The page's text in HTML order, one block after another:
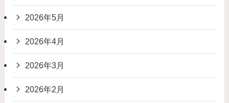
2026年5月
2026年4月
2026年3月
2026年2月